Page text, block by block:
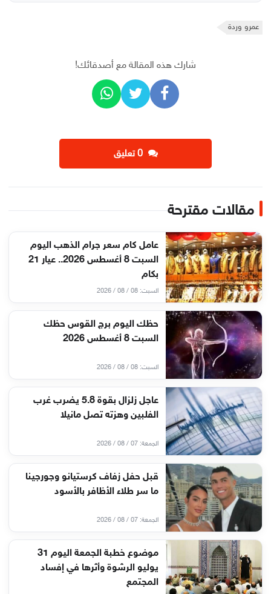
عمرو وردة
شارك هذه المقالة مع أصدقائك!
‫0 تعليق
مقالات مقترحة
عامل كام سعر جرام الذهب اليوم
السبت 8 أغسطس 2026.. عيار 21
بكام
السبت: 08 / 08 / 2026
حظك اليوم برج القوس حظك
السبت 8 أغسطس 2026
السبت: 08 / 08 / 2026
عاجل زلزال بقوة 5.8 يضرب غرب
الفلبين وهزته تصل مانيلا
الجمعة: 07 / 08 / 2026
قبل حفل زفاف كرستيانو وجورجينا
ما سر طلاء الأظافر بالأسود
الجمعة: 07 / 08 / 2026
موضوع خطبة الجمعة اليوم 31
يوليو الرشوة وأثرها في إفساد
المجتمع